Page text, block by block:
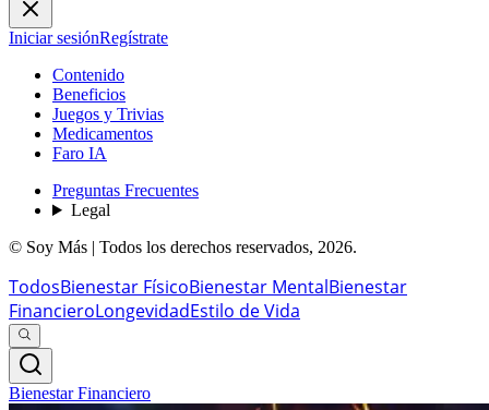
Iniciar sesiónRegístrate
Contenido
Beneficios
Juegos y Trivias
Medicamentos
Faro IA
Preguntas Frecuentes
Legal
© Soy Más | Todos los derechos reservados, 2026.
TodosBienestar FísicoBienestar MentalBienestar
FinancieroLongevidadEstilo de Vida
Bienestar Financiero